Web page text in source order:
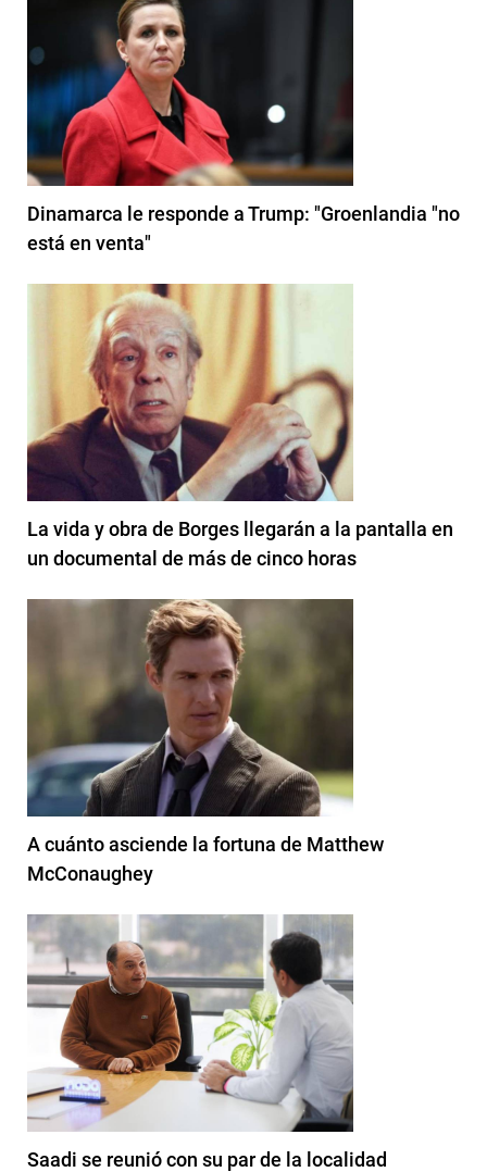
Dinamarca le responde a Trump: "Groenlandia "no
está en venta"
La vida y obra de Borges llegarán a la pantalla en
un documental de más de cinco horas
A cuánto asciende la fortuna de Matthew
McConaughey
Saadi se reunió con su par de la localidad